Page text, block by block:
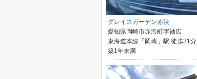
グレイスガーデン赤渋
愛知県岡崎市赤渋町字袖広
東海道本線「岡崎」駅 徒歩31分
築1年未満